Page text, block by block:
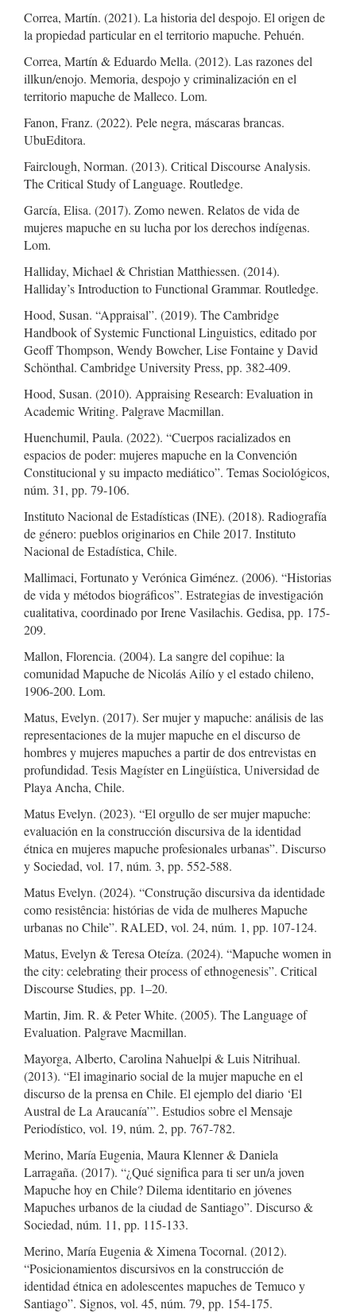
Correa, Martín. (2021). La historia del despojo. El origen de
la propiedad particular en el territorio mapuche. Pehuén.
Correa, Martín & Eduardo Mella. (2012). Las razones del
illkun/enojo. Memoria, despojo y criminalización en el
territorio mapuche de Malleco. Lom.
Fanon, Franz. (2022). Pele negra, máscaras brancas.
UbuEditora.
Fairclough, Norman. (2013). Critical Discourse Analysis.
The Critical Study of Language. Routledge.
García, Elisa. (2017). Zomo newen. Relatos de vida de
mujeres mapuche en su lucha por los derechos indígenas.
Lom.
Halliday, Michael & Christian Matthiessen. (2014).
Halliday’s Introduction to Functional Grammar. Routledge.
Hood, Susan. “Appraisal”. (2019). The Cambridge
Handbook of Systemic Functional Linguistics, editado por
Geoff Thompson, Wendy Bowcher, Lise Fontaine y David
Schönthal. Cambridge University Press, pp. 382-409.
Hood, Susan. (2010). Appraising Research: Evaluation in
Academic Writing. Palgrave Macmillan.
Huenchumil, Paula. (2022). “Cuerpos racializados en
espacios de poder: mujeres mapuche en la Convención
Constitucional y su impacto mediático”. Temas Sociológicos,
núm. 31, pp. 79-106.
Instituto Nacional de Estadísticas (INE). (2018). Radiografía
de género: pueblos originarios en Chile 2017. Instituto
Nacional de Estadística, Chile.
Mallimaci, Fortunato y Verónica Giménez. (2006). “Historias
de vida y métodos biográficos”. Estrategias de investigación
cualitativa, coordinado por Irene Vasilachis. Gedisa, pp. 175-
209.
Mallon, Florencia. (2004). La sangre del copihue: la
comunidad Mapuche de Nicolás Ailío y el estado chileno,
1906-200. Lom.
Matus, Evelyn. (2017). Ser mujer y mapuche: análisis de las
representaciones de la mujer mapuche en el discurso de
hombres y mujeres mapuches a partir de dos entrevistas en
profundidad. Tesis Magíster en Lingüística, Universidad de
Playa Ancha, Chile.
Matus Evelyn. (2023). “El orgullo de ser mujer mapuche:
evaluación en la construcción discursiva de la identidad
étnica en mujeres mapuche profesionales urbanas”. Discurso
y Sociedad, vol. 17, núm. 3, pp. 552-588.
Matus Evelyn. (2024). “Construção discursiva da identidade
como resistência: histórias de vida de mulheres Mapuche
urbanas no Chile”. RALED, vol. 24, núm. 1, pp. 107-124.
Matus, Evelyn & Teresa Oteíza. (2024). “Mapuche women in
the city: celebrating their process of ethnogenesis”. Critical
Discourse Studies, pp. 1–20.
Martin, Jim. R. & Peter White. (2005). The Language of
Evaluation. Palgrave Macmillan.
Mayorga, Alberto, Carolina Nahuelpi & Luis Nitrihual.
(2013). “El imaginario social de la mujer mapuche en el
discurso de la prensa en Chile. El ejemplo del diario ‘El
Austral de La Araucanía’”. Estudios sobre el Mensaje
Periodístico, vol. 19, núm. 2, pp. 767-782.
Merino, María Eugenia, Maura Klenner & Daniela
Larragaña. (2017). “¿Qué significa para ti ser un/a joven
Mapuche hoy en Chile? Dilema identitario en jóvenes
Mapuches urbanos de la ciudad de Santiago”. Discurso &
Sociedad, núm. 11, pp. 115-133.
Merino, María Eugenia & Ximena Tocornal. (2012).
“Posicionamientos discursivos en la construcción de
identidad étnica en adolescentes mapuches de Temuco y
Santiago”. Signos, vol. 45, núm. 79, pp. 154-175.